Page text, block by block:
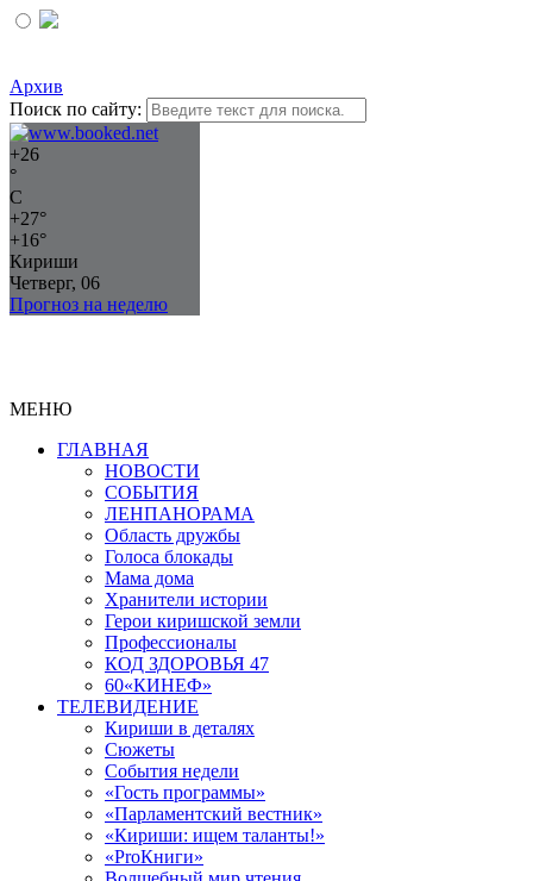
Архив
Поиск по сайту:
+26
°
C
+27°
+16°
Кириши
Четверг, 06
Прогноз на неделю
МЕНЮ
ГЛАВНАЯ
НОВОСТИ
СОБЫТИЯ
ЛЕНПАНОРАМА
Область дружбы
Голоса блокады
Мама дома
Хранители истории
Герои киришской земли
Профессионалы
КОД ЗДОРОВЬЯ 47
60«КИНЕФ»
ТЕЛЕВИДЕНИЕ
Кириши в деталях
Сюжеты
События недели
«Гость программы»
«Парламентский вестник»
«Кириши: ищем таланты!»
«ProКниги»